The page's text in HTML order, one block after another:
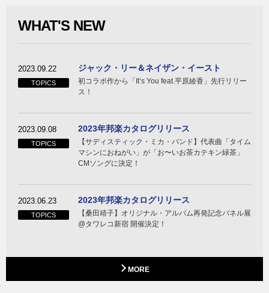
WHAT'S NEW
2023.09.22
TOPICS
ジャック・リー＆ネイザン・イースト
初コラボ作から「It’s You feat.平原綾香」先行リリー
ス！
2023.09.08
TOPICS
2023年邦楽カタログリリース
【サディスティック・ミカ・バンド】代表曲「タイム
マシンにおねがい」が「お〜いお茶カテキン緑茶」
CMソングに決定！
2023.06.23
TOPICS
2023年邦楽カタログリリース
【桑田靖子】オリジナル・アルバム再発記念パネル展
@タワレコ新宿 開催決定！
MORE